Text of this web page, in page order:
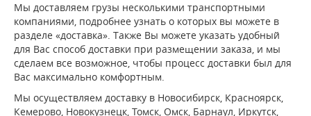
Мы доставляем грузы несколькими транспортными
компаниями, подробнее узнать о которых вы можете в
разделе «доставка». Также Вы можете указать удобный
для Вас способ доставки при размещении заказа, и мы
сделаем все возможное, чтобы процесс доставки был для
Вас максимально комфортным.
Мы осуществляем доставку в Новосибирск, Красноярск,
Кемерово, Новокузнецк, Томск, Омск, Барнаул, Иркутск,